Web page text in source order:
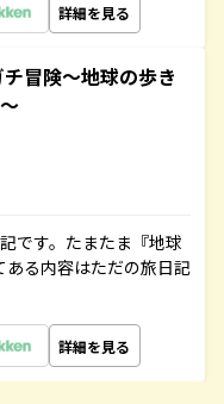
詳細を見る
冒険～地球の歩き
です。たまたま『地球
る内容はただの旅日記
詳細を見る